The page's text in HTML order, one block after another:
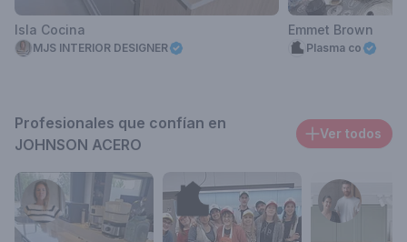
Isla Cocina
MJS INTERIOR DESIGNER
Emmet Brown
Plasma co
Profesionales que confían en
JOHNSON ACERO
Ver todos